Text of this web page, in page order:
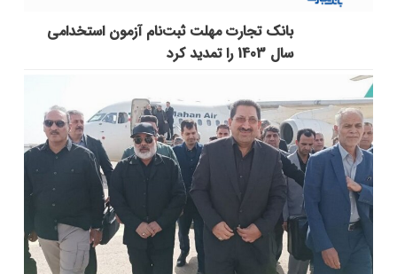
بانک تجارت مهلت ثبت‌نام آزمون استخدامی
سال 1403 را تمدید کرد